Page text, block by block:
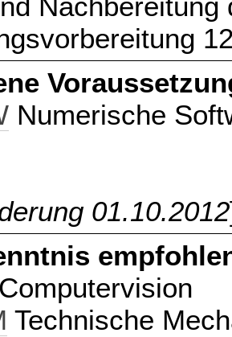
Numerische
01.10.2012
Computervision
Technische